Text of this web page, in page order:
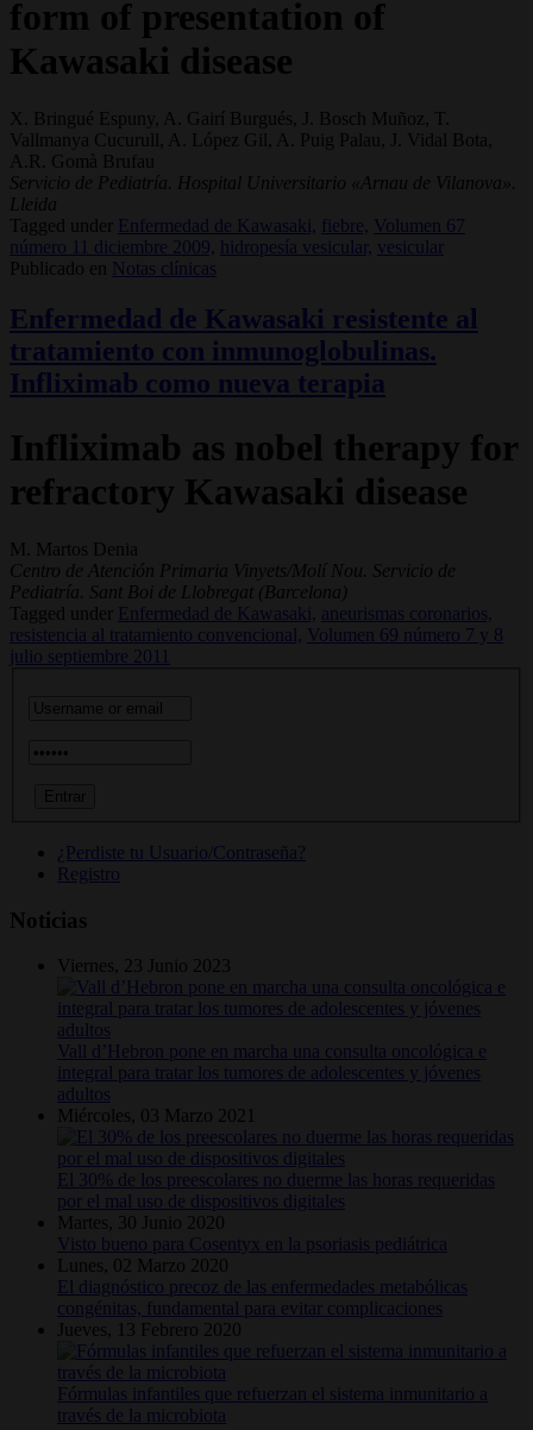
form of presentation of
Kawasaki disease
X. Bringué Espuny, A. Gairí Burgués, J. Bosch Muñoz, T.
Vallmanya Cucurull, A. López Gil, A. Puig Palau, J. Vidal Bota,
A.R. Gomà Brufau
Servicio de Pediatría. Hospital Universitario «Arnau de Vilanova».
Lleida
Tagged under
Enfermedad de Kawasaki, fiebre, Volumen 67
número 11 diciembre 2009,
hidropesía vesicular, vesicular
Publicado en Notas clínicas
Enfermedad de Kawasaki resistente al
tratamiento con inmunoglobulinas.
Infliximab como nueva terapia
Infliximab as nobel therapy for
refractory Kawasaki disease
M. Martos Denia
Centro de Atención Primaria Vinyets/Molí Nou. Servicio de
Pediatría. Sant Boi de Llobregat (Barcelona)
Tagged under
Enfermedad de Kawasaki,
aneurismas coronarios,
resistencia al tratamiento convencional,
Volumen 69 número 7 y 8
julio septiembre 2011
¿Perdiste tu Usuario/Contraseña?
Registro
Noticias
Viernes, 23 Junio 2023
Vall d’Hebron pone en marcha una consulta oncológica e
integral para tratar los tumores de adolescentes y jóvenes
adultos
Miércoles, 03 Marzo 2021
El 30% de los preescolares no duerme las horas requeridas
por el mal uso de dispositivos digitales
Martes, 30 Junio 2020
Visto bueno para Cosentyx en la psoriasis pediátrica
Lunes, 02 Marzo 2020
El diagnóstico precoz de las enfermedades metabólicas
congénitas, fundamental para evitar complicaciones
Jueves, 13 Febrero 2020
Fórmulas infantiles que refuerzan el sistema inmunitario a
través de la microbiota